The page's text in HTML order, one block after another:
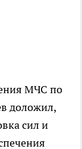
МЧС по
доложил,
сил и